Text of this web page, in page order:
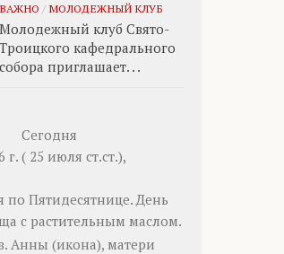
ВАЖНО / МОЛОДЕЖНЫЙ КЛУБ
Молодежный клуб Свято-
Троицкого кафедрального
собора приглашает. . .
Сегодня
г. ( 25 июля ст.ст.),
по Пятидесятнице. День
с растительным маслом.
Анны (икона), матери